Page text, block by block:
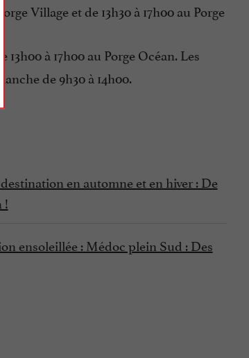
Village et de 13h30 à 17h00 au Porge
à 17h00 au Porge Océan. Les
de 9h30 à 14h00.
en automne et en hiver : De
!
ensoleillée : Médoc plein Sud : Des